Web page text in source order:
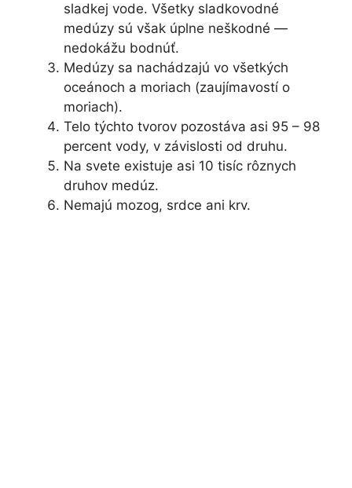
sladkej vode. Všetky sladkovodné
medúzy sú však úplne neškodné —
nedokážu bodnúť.
Medúzy sa nachádzajú vo všetkých
oceánoch a moriach (zaujímavostí o
moriach).
Telo týchto tvorov pozostáva asi 95 – 98
percent vody, v závislosti od druhu.
Na svete existuje asi 10 tisíc rôznych
druhov medúz.
Nemajú mozog, srdce ani krv.